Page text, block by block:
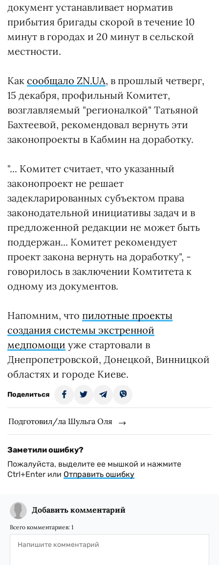
документ устанавливает норматив
прибытия бригады скорой в течение 10
минут в городах и 20 минут в сельской
местности.
Как сообщало ZN.UA, в прошлый четверг,
15 декабря, профильный Комитет,
возглавляемый "регионалкой" Татьяной
Бахтеевой, рекомендовал вернуть эти
законопроекты в Кабмин на доработку.
"... Комитет считает, что указанный
законопроект не решает
задекларированных субъектом права
законодательной инициативы задач и в
предложенной редакции не может быть
поддержан... Комитет рекомендует
проект закона вернуть на доработку", -
говорилось в заключении Комтитета к
одному из документов.
Напомним, что пилотные проекты
создания системы экстренной
медпомощи уже стартовали в
Днепропетровской, Донецкой, Винницкой
областях и городе Киеве.
Поделиться
Подготовил/ла Шульга Оля
Заметили ошибку?
Пожалуйста, выделите ее мышкой и нажмите
Ctrl+Enter или Отправить ошибку
Добавить комментарий
Всего комментариев: 1